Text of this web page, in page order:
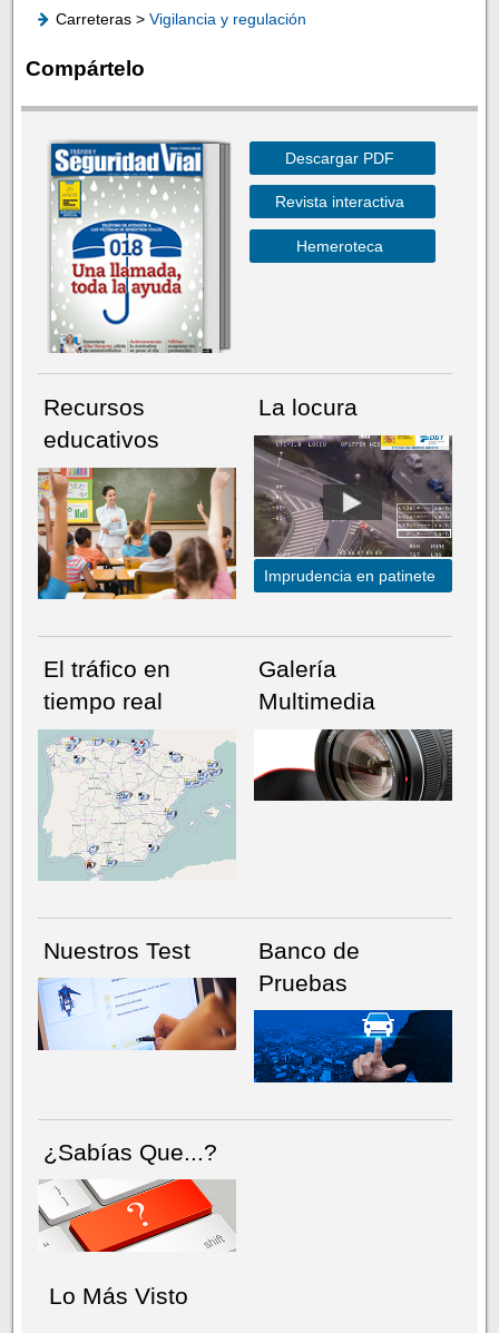
Carreteras > Vigilancia y regulación
Compártelo
NÚMERO ACTUALHEMEROTECA
Descargar PDF
Revista interactiva
Hemeroteca
Recursos
educativos
La locura
Imprudencia en patinete
El tráfico en
tiempo real
Galería
Multimedia
Nuestros Test
Banco de
Pruebas
¿Sabías Que...?
Lo Más Visto